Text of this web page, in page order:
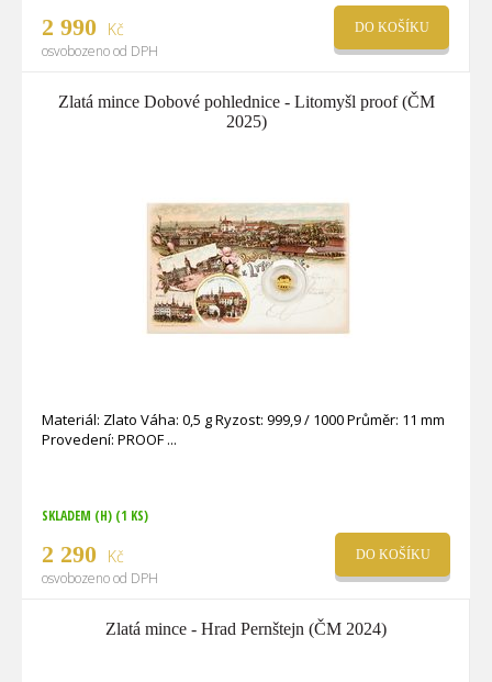
2 990 Kč
osvobozeno od DPH
DO KOŠÍKU
Zlatá mince Dobové pohlednice - Litomyšl proof (ČM
2025)
Materiál: Zlato Váha: 0,5 g Ryzost: 999,9 / 1000 Průměr: 11 mm
Provedení: PROOF
SKLADEM (H) (1 KS)
2 290 Kč
osvobozeno od DPH
DO KOŠÍKU
Zlatá mince - Hrad Pernštejn (ČM 2024)